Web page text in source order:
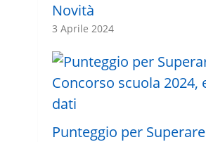
Novità
3 Aprile 2024
Punteggio per Superare